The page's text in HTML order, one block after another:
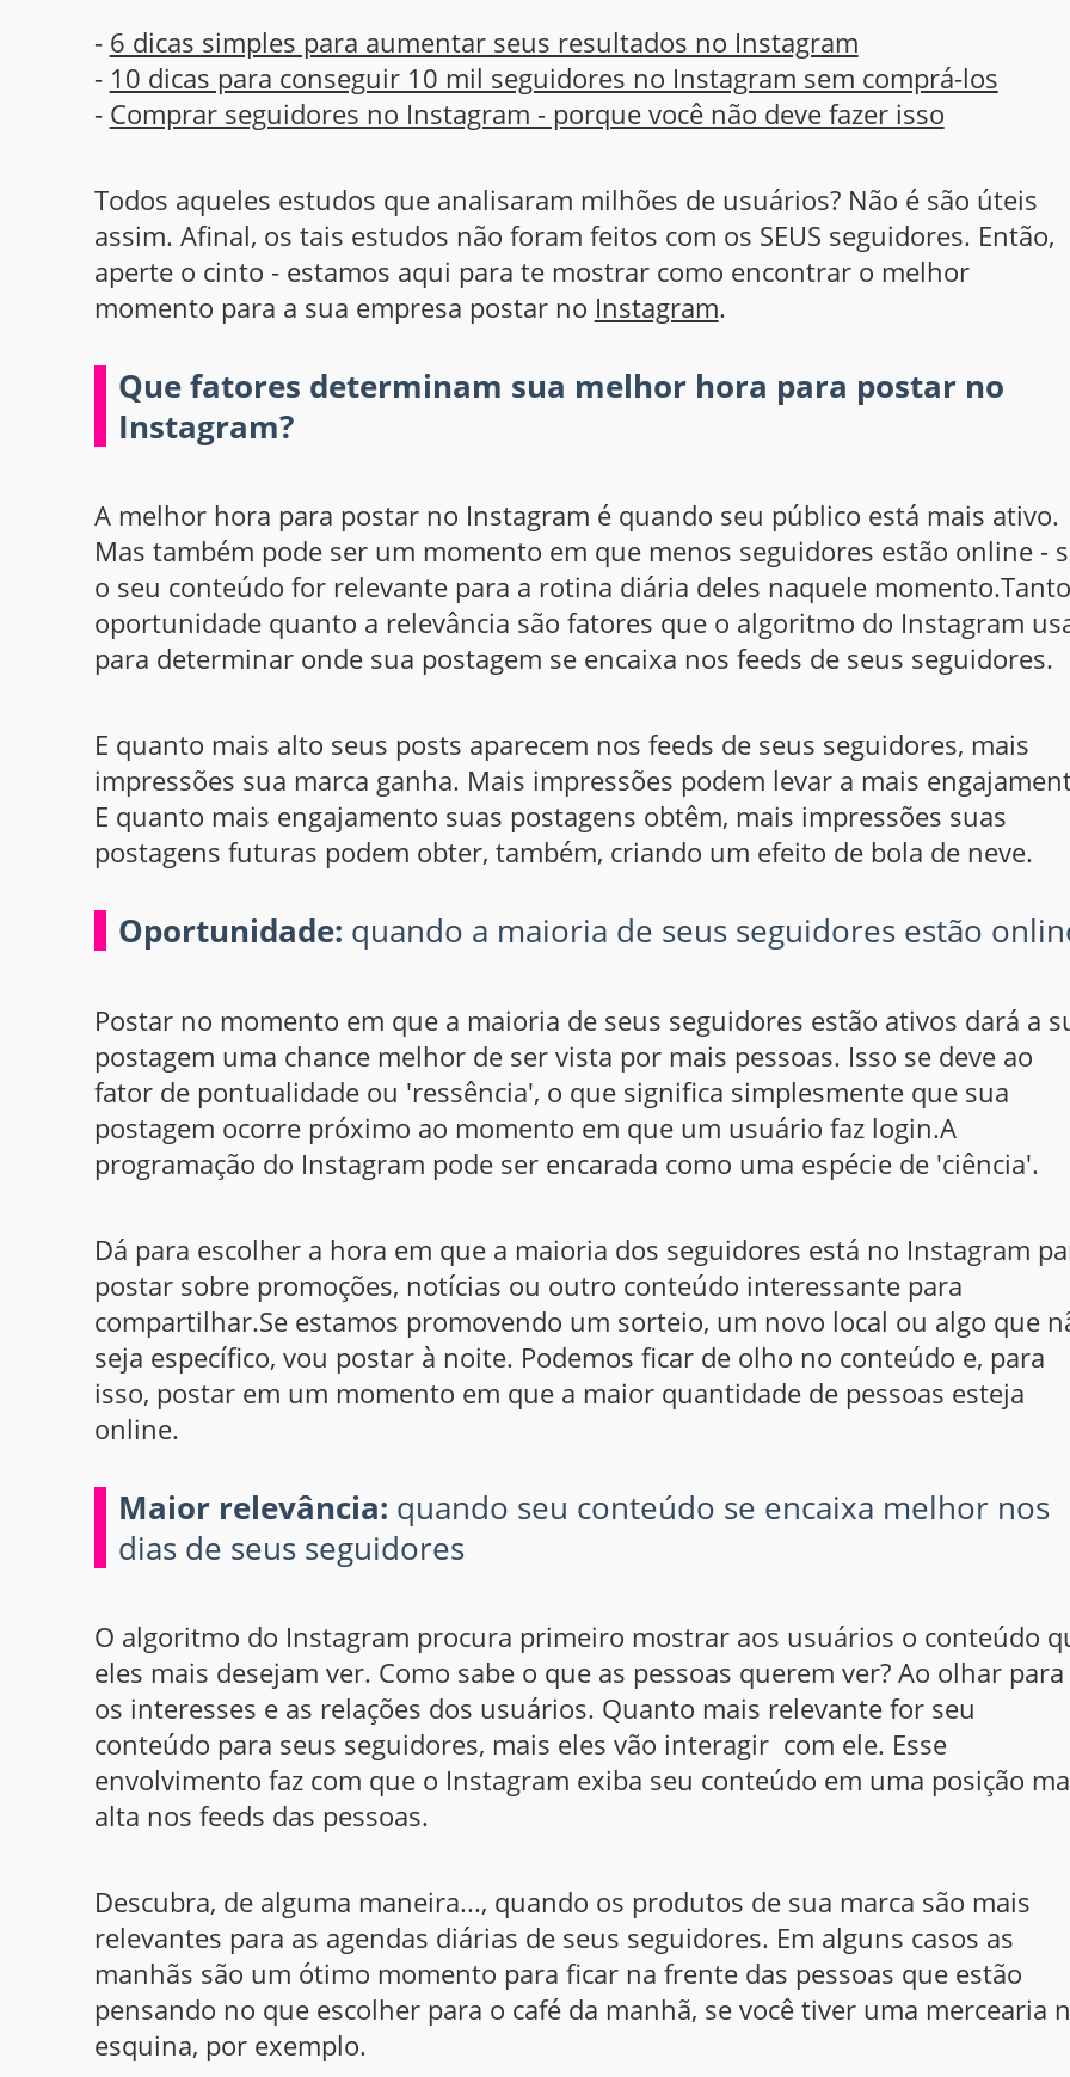
- 6 dicas simples para aumentar seus resultados no Instagram
- 10 dicas para conseguir 10 mil seguidores no Instagram sem comprá-los
- Comprar seguidores no Instagram - porque você não deve fazer isso
Todos aqueles estudos que analisaram milhões de usuários? Não é são úteis
assim. Afinal, os tais estudos não foram feitos com os SEUS seguidores. Então,
aperte o cinto - estamos aqui para te mostrar como encontrar o melhor
momento para a sua empresa postar no Instagram.
Que fatores determinam sua melhor hora para postar no
Instagram?
A melhor hora para postar no Instagram é quando seu público está mais ativo.
Mas também pode ser um momento em que menos seguidores estão online -
o seu conteúdo for relevante para a rotina diária deles naquele
oportunidade quanto a relevância são fatores que o algoritmo do Instagram
para determinar onde sua postagem se encaixa nos feeds de seus seguidores.
E quanto mais alto seus posts aparecem nos feeds de seus seguidores, mais
impressões sua marca ganha. Mais impressões podem levar a mais
E quanto mais engajamento suas postagens obtêm, mais impressões suas
postagens futuras podem obter, também, criando um efeito de bola de neve.
Oportunidade: quando a maioria de seus seguidores estão
Postar no momento em que a maioria de seus seguidores estão ativos dará a
postagem uma chance melhor de ser vista por mais pessoas. Isso se deve ao
fator de pontualidade ou 'ressência', o que significa simplesmente que sua
postagem ocorre próximo ao momento em que um usuário faz login.A
programação do Instagram pode ser encarada como uma espécie de 'ciência'.
Dá para escolher a hora em que a maioria dos seguidores está no Instagram
postar sobre promoções, notícias ou outro conteúdo interessante para
compartilhar.Se estamos promovendo um sorteio, um novo local ou algo que
seja específico, vou postar à noite. Podemos ficar de olho no conteúdo e, para
isso, postar em um momento em que a maior quantidade de pessoas esteja
online.
Maior relevância: quando seu conteúdo se encaixa melhor nos
dias de seus seguidores
O algoritmo do Instagram procura primeiro mostrar aos usuários o conteúdo
eles mais desejam ver. Como sabe o que as pessoas querem ver? Ao olhar para
os interesses e as relações dos usuários. Quanto mais relevante for seu
conteúdo para seus seguidores, mais eles vão interagir com ele. Esse
envolvimento faz com que o Instagram exiba seu conteúdo em uma posição
alta nos feeds das pessoas.
Descubra, de alguma maneira..., quando os produtos de sua marca são mais
relevantes para as agendas diárias de seus seguidores. Em alguns casos as
manhãs são um ótimo momento para ficar na frente das pessoas que estão
pensando no que escolher para o café da manhã, se você tiver uma mercearia
esquina, por exemplo.